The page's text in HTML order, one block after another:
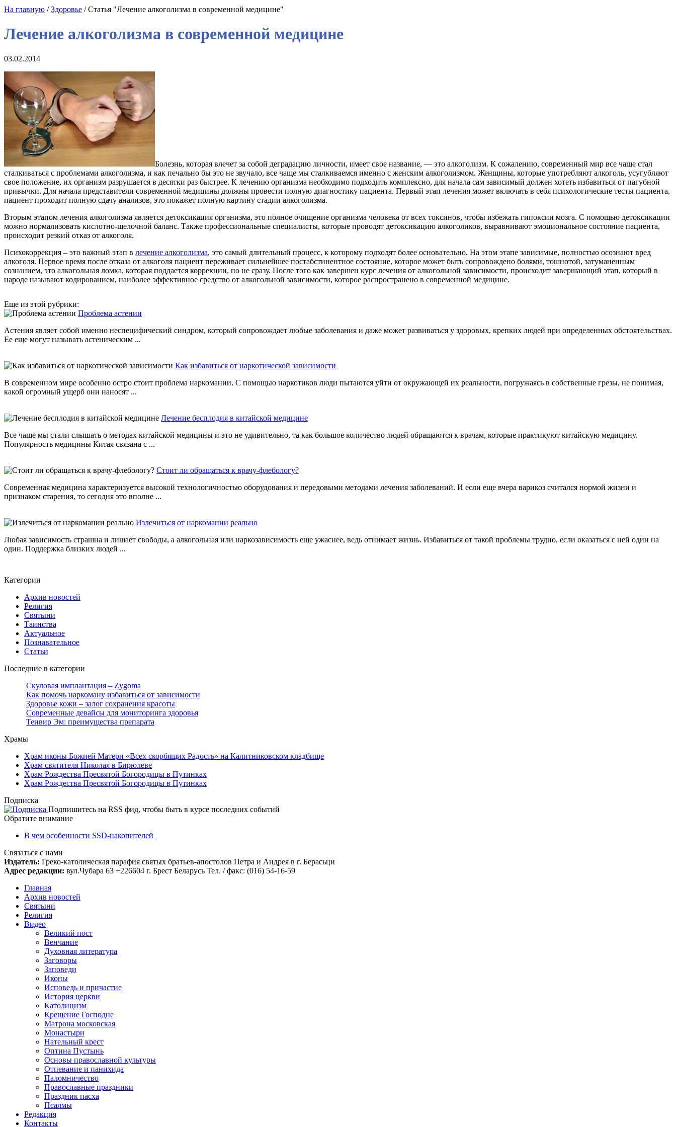
На главную /Здоровье / Статья "Лечение алкоголизма в современной медицине"
Лечение алкоголизма в современной медицине
03.02.2014
Болезнь, которая влечет за собой деградацию личности, имеет свое название, — это алкоголизм. К сожалению, современный мир все чаще стал
сталкиваться с проблемами алкоголизма, и как печально бы это не звучало, все чаще мы сталкиваемся именно с женским алкоголизмом. Женщины, которые употребляют алкоголь, усугубляют
свое положение, их организм разрушается в десятки раз быстрее. К лечению организма необходимо подходить комплексно, для начала сам зависимый должен хотеть избавиться от пагубной
привычки. Для начала представители современной медицины должны провести полную диагностику пациента. Первый этап лечения может включать в себя психологические тесты пациента,
пациент проходит полную сдачу анализов, это покажет полную картину стадии алкоголизма.
Вторым этапом лечения алкоголизма является детоксикация организма, это полное очищение организма человека от всех токсинов, чтобы избежать гипоксии мозга. С помощью детоксикации
можно нормализовать кислотно-щелочной баланс. Также профессиональные специалисты, которые проводят детоксикацию алкоголиков, выравнивают эмоциональное состояние пациента,
происходит резкий отказ от алкоголя.
Психокоррекция – это важный этап в лечение алкоголизма, это самый длительный процесс, к которому подходят более основательно. На этом этапе зависимые, полностью осознают вред
алкоголя. Первое время после отказа от алкоголя пациент переживает сильнейшее постабстинентное состояние, которое может быть сопровождено болями, тошнотой, затуманенным
сознанием, это алкогольная ломка, которая поддается коррекции, но не сразу. После того как завершен курс лечения от алкогольной зависимости, происходит завершающий этап, который в
народе называют кодированием, наиболее эффективное средство от алкогольной зависимости, которое распространено в современной медицине.
Еще из этой рубрики:
Проблема астении
Астения являет собой именно неспецифический синдром, который сопровождает любые заболевания и даже может развиваться у здоровых, крепких людей при определенных обстоятельствах.
Ее еще могут называть астеническим ...
Как избавиться от наркотической зависимости
В современном мире особенно остро стоит проблема наркомании. С помощью наркотиков люди пытаются уйти от окружающей их реальности, погружаясь в собственные грезы, не понимая,
какой огромный ущерб они наносят ...
Лечение бесплодия в китайской медицине
Все чаще мы стали слышать о методах китайской медицины и это не удивительно, та как большое количество людей обращаются к врачам, которые практикуют китайскую медицину.
Популярность медицины Китая связана с ...
Стоит ли обращаться к врачу-флебологу?
Современная медицина характеризуется высокой технологичностью оборудования и передовыми методами лечения заболеваний. И если еще вчера варикоз считался нормой жизни и
признаком старения, то сегодня это вполне ...
Излечиться от наркомании реально
Любая зависимость страшна и лишает свободы, а алкогольная или наркозависимость еще ужаснее, ведь отнимает жизнь. Избавиться от такой проблемы трудно, если оказаться с ней один на
один. Поддержка близких людей ...
Категории
Архив новостей
Религия
Святыни
Таинства
Актуальное
Познавательное
Статьи
Последние в категории
Скуловая имплантация – Zygoma
Как помочь наркоману избавиться от зависимости
Здоровье кожи – залог сохранения красоты
Современные девайсы для мониторинга здоровья
Тенвир Эм: преимущества препарата
Храмы
Храм иконы Божией Матери «Всех скорбящих Радость» на Калитниковском кладбище
Храм святителя Николая в Бирюлеве
Храм Рождества Пресвятой Богородицы в Путинках
Храм Рождества Пресвятой Богородицы в Путинках
Подписка
Подпишитесь на RSS фид, чтобы быть в курсе последних событий
Обратите внимание
В чем особенности SSD-накопителей
Связаться с нами
Издатель: Греко-католическая парафия святых братьев-апостолов Петра и Андрея в г. Берасьци
Адрес редакции: вул.Чубара 63 +226604 г. Брест Беларусь Тел. / факс: (016) 54-16-59
Главная
Архив новостей
Святыни
Религия
Видео
Великий пост
Венчание
Духовная литература
Заговоры
Заповеди
Иконы
Исповедь и причастие
История церкви
Католицизм
Крещение Господне
Матрона московская
Монастыри
Нательный крест
Оптина Пустынь
Основы православной культуры
Отпевание и панихида
Паломничество
Православные праздники
Праздник пасха
Псалмы
Редакция
Контакты